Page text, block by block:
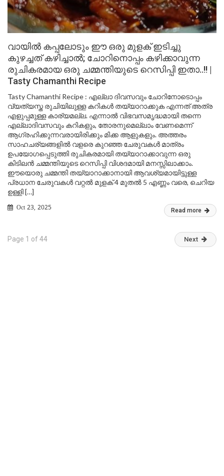
വായിൽ കപ്പലോടും ഈ ഒരു മുളക് ഇടിച്ചു
കുഴച്ചത് കഴിച്ചാൽ; ചോറിനൊപ്പം കഴിക്കാവുന്ന
രുചികരമായ ഒരു ചമ്മന്തിയുടെ റെസിപ്പി ഇതാ..!! |
Tasty Chamanthi Recipe
Tasty Chamanthi Recipe : എല്ലാ ദിവസവും ചോറിനോടൊപ്പം
വ്യത്യസ്ത രുചിയിലുള്ള കറികൾ തയ്യാറാക്കുക എന്നത് അത്ര
എളുപ്പമുള്ള കാര്യമല്ല. എന്നാൽ വിഭവസമൃദ്ധമായി തന്നെ
എല്ലാദിവസവും കറികളും, തോരനുമെല്ലാം വേണമെന്ന്
ആഗ്രഹിക്കുന്നവരായിരിക്കും മിക്ക ആളുകളും. അത്തരം
സാഹചര്യങ്ങളിൽ വളരെ കുറഞ്ഞ ചേരുവകൾ മാത്രം
ഉപയോഗപ്പെടുത്തി രുചികരമായി തയ്യാറാക്കാവുന്ന ഒരു
കിടിലൻ ചമ്മന്തിയുടെ റെസിപ്പി വിശദമായി മനസ്സിലാക്കാം.
ഈയൊരു ചമ്മന്തി തയ്യാറാക്കാനായി ആവശ്യമായിട്ടുള്ള
പ്രധാന ചേരുവകൾ വറ്റൽ മുളക് 4 മുതൽ 5 എണ്ണം വരെ, ചെറിയ
ഉള്ളി […]
Oct 23, 2025 Read more
Page 1 of 44 Next